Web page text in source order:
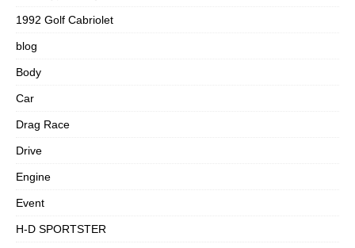
1992 Golf Cabriolet
blog
Body
Car
Drag Race
Drive
Engine
Event
H-D SPORTSTER